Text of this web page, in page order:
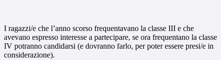
I ragazzi/e che l’anno scorso frequentavano la classe III e che
avevano espresso interesse a partecipare, se ora frequentano la classe
IV potranno candidarsi (e dovranno farlo, per poter essere presi/e in
considerazione).